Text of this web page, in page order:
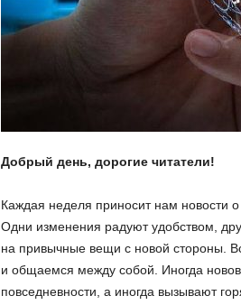
Добрый день, дорогие читатели!
Каждая неделя приносит нам новости о
Одни изменения радуют удобством,
на привычные вещи с новой стороны.
и общаемся между собой. Иногда
повседневности, а иногда вызывают